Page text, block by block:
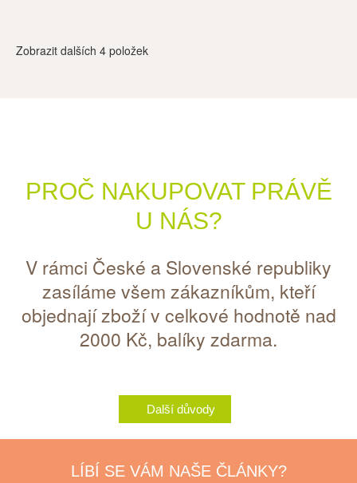
Zobrazit dalších 4 položek
PROČ NAKUPOVAT PRÁVĚ
U NÁS?
V rámci České a Slovenské republiky
zasíláme všem zákazníkům, kteří
objednají zboží v celkové hodnotě nad
2000 Kč, balíky zdarma.
Další důvody
LÍBÍ SE VÁM NAŠE ČLÁNKY?